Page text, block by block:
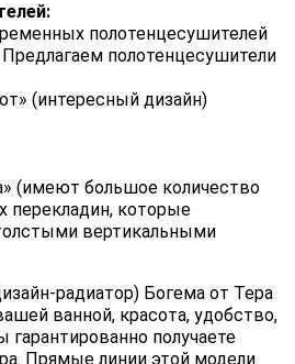
полотенцесушителей
полотенцесушители
(интересный дизайн)
(имеют большое количество
перекладин, которые
вертикальными
радиатор) Богема от Тера
ванной, красота, удобство,
получаете
Прямые линии этой модели